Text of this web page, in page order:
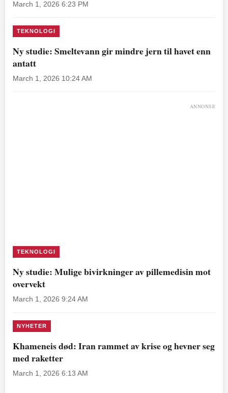
March 1, 2026 6:23 PM
TEKNOLOGI
Ny studie: Smeltevann gir mindre jern til havet enn
antatt
March 1, 2026 10:24 AM
ANNONSE
TEKNOLOGI
Ny studie: Mulige bivirkninger av pillemedisin mot
overvekt
March 1, 2026 9:24 AM
NYHETER
Khameneis død: Iran rammet av krise og hevner seg
med raketter
March 1, 2026 6:13 AM